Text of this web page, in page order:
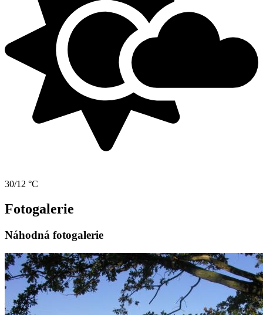
30/12 °C
Fotogalerie
Náhodná fotogalerie